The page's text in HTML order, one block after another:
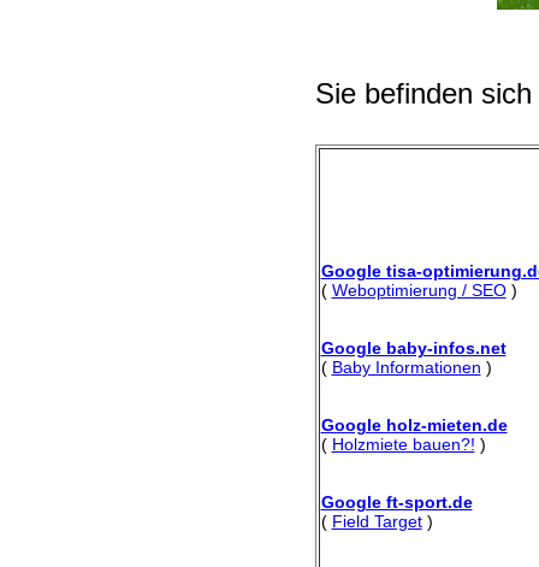
Sie befinden
Google tisa-
( Weboptimierung / SEO)
Google baby-infos.net
( Baby Informationen )
Google holz-mieten.de
( Holzmiete bauen?! )
Google ft-sport.de
( Field Target)